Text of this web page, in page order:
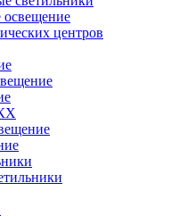
освещение
центров